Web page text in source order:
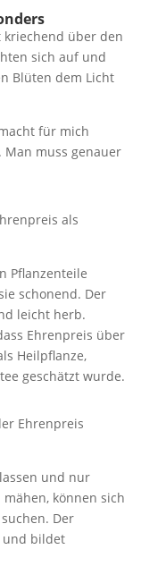
kriechend über den
sich auf und
Blüten dem Licht
für mich
Man muss genauer
als
Pflanzenteile
schonend. Der
leicht herb.
Ehrenpreis über
Heilpflanze,
geschätzt wurde.
Ehrenpreis
und nur
können sich
Der
und bildet